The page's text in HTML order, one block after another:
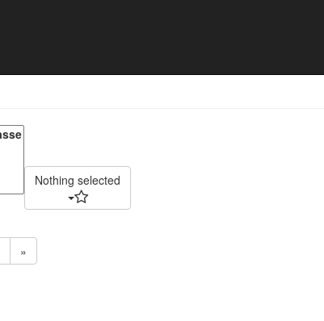
2022 -
Nothing selected
»